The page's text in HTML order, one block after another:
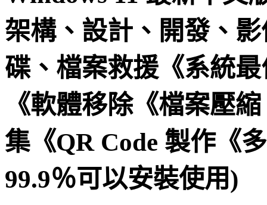
架構、設計、開發、
碟、檔案救援《系統
《軟體移除《檔案壓
集《QR Code 製作《
99.9％可以安裝使用)